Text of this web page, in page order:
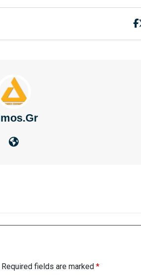
Required fields are marked *